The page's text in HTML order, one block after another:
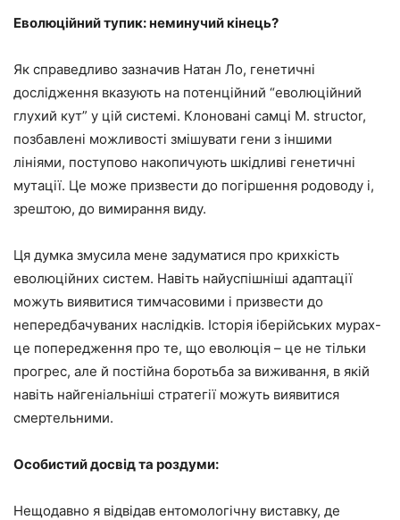
Еволюційний тупик: неминучий кінець?
Як справедливо зазначив Натан Ло, генетичні
дослідження вказують на потенційний “еволюційний
глухий кут” у цій системі. Клоновані самці M. structor,
позбавлені можливості змішувати гени з іншими
лініями, поступово накопичують шкідливі генетичні
мутації. Це може призвести до погіршення родоводу і,
зрештою, до вимирання виду.
Ця думка змусила мене задуматися про крихкість
еволюційних систем. Навіть найуспішніші адаптації
можуть виявитися тимчасовими і призвести до
непередбачуваних наслідків. Історія іберійських мурах-
це попередження про те, що еволюція – це не тільки
прогрес, але й постійна боротьба за виживання, в якій
навіть найгеніальніші стратегії можуть виявитися
смертельними.
Особистий досвід та роздуми:
Нещодавно я відвідав ентомологічну виставку, де